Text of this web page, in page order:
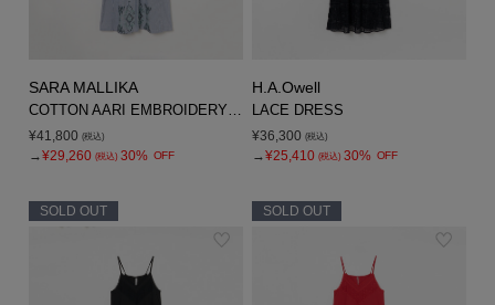
SARA MALLIKA
¥41,800 (税込)
→¥29,260 (税込) 30% OFF
H.A.Owell
LACE DRESS
¥36,300 (税込)
→¥25,410 (税込) 30% OFF
SOLD OUT SOLD OUT